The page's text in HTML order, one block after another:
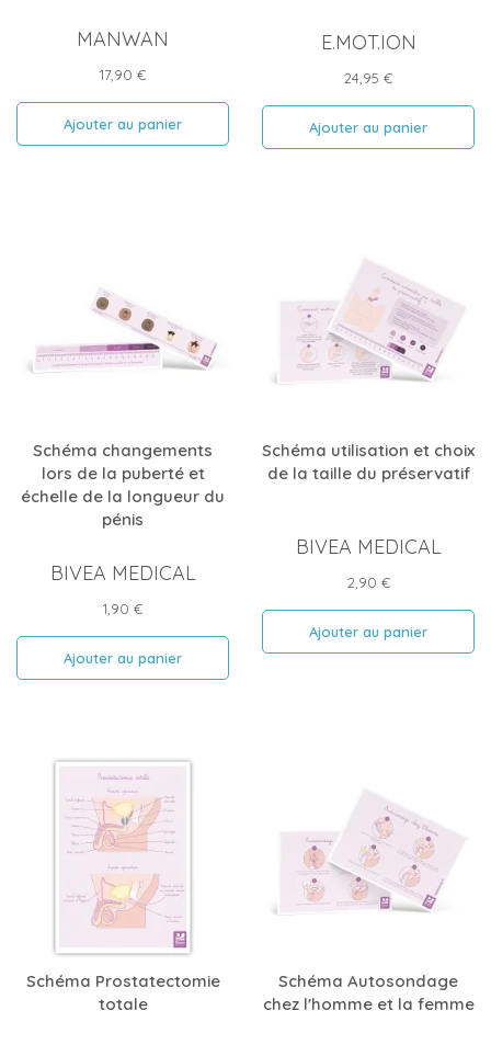
MANWAN
Prix
17,90 €
Ajouter au panier
E.MOT.ION
Prix
24,95 €
Ajouter au panier
Schéma changements
lors de la puberté et
échelle de la longueur du
pénis
BIVEA MEDICAL
Prix
1,90 €
Ajouter au panier
Schéma utilisation et choix
de la taille du préservatif
BIVEA MEDICAL
Prix
2,90 €
Ajouter au panier
Schéma Prostatectomie
totale
Schéma Autosondage
chez l'homme et la femme